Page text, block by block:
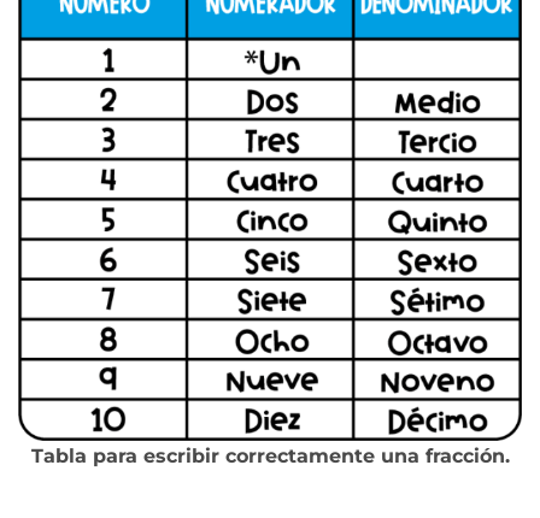
Tabla para escribir correctamente una fracción.